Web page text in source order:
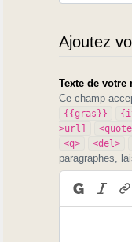
Ajoutez
Texte de votre
Ce champ
{{gras}}
>url]
<q> <del>
paragraphes,